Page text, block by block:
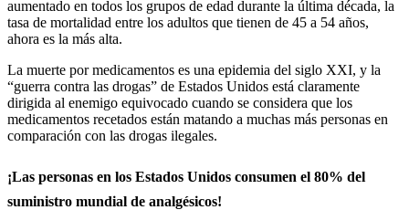
aumentado en todos los grupos de edad durante la última década, la
tasa de mortalidad entre los adultos que tienen de 45 a 54 años,
ahora es la más alta.
La muerte por medicamentos es una epidemia del siglo XXI, y la
“guerra contra las drogas” de Estados Unidos está claramente
dirigida al enemigo equivocado cuando se considera que los
medicamentos recetados están matando a muchas más personas en
comparación con las drogas ilegales.
¡Las personas en los Estados Unidos consumen el 80% del
suministro mundial de analgésicos!